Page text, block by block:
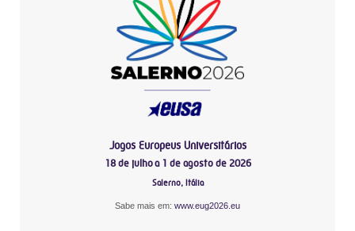
Jogos Europeus Universitários
18 de julho a 1 de agosto de 2026
Salerno, Itália
Sabe mais em: www.eug2026.eu